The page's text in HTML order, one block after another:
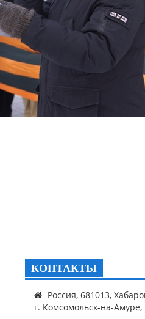
КОНТАКТЫ
Россия, 681013,
г. Комсомольск-на-